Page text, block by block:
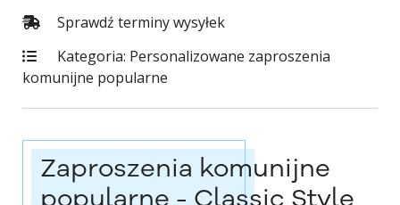
Zaproszenia komunijne
Sprawdź terminy wysyłek
Kategoria: Personalizowane zaproszenia
komunijne popularne